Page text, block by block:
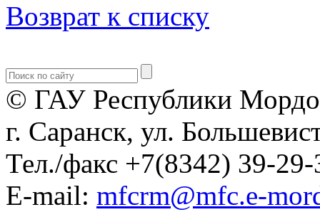
Возврат к списку
© ГАУ Республики
г. Саранск, ул.
Тел./факс +7(8342) 39-29-
E-mail: mfcrm@mfc.e-